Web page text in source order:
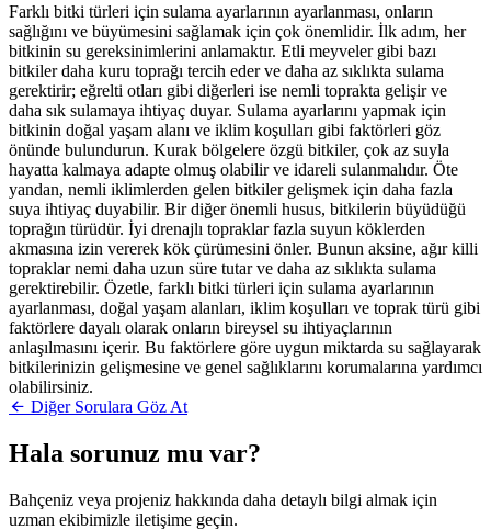
Farklı bitki türleri için sulama ayarlarının ayarlanması, onların
sağlığını ve büyümesini sağlamak için çok önemlidir. İlk adım, her
bitkinin su gereksinimlerini anlamaktır. Etli meyveler gibi bazı
bitkiler daha kuru toprağı tercih eder ve daha az sıklıkta sulama
gerektirir; eğrelti otları gibi diğerleri ise nemli toprakta gelişir ve
daha sık sulamaya ihtiyaç duyar. Sulama ayarlarını yapmak için
bitkinin doğal yaşam alanı ve iklim koşulları gibi faktörleri göz
önünde bulundurun. Kurak bölgelere özgü bitkiler, çok az suyla
hayatta kalmaya adapte olmuş olabilir ve idareli sulanmalıdır. Öte
yandan, nemli iklimlerden gelen bitkiler gelişmek için daha fazla
suya ihtiyaç duyabilir. Bir diğer önemli husus, bitkilerin büyüdüğü
toprağın türüdür. İyi drenajlı topraklar fazla suyun köklerden
akmasına izin vererek kök çürümesini önler. Bunun aksine, ağır killi
topraklar nemi daha uzun süre tutar ve daha az sıklıkta sulama
gerektirebilir. Özetle, farklı bitki türleri için sulama ayarlarının
ayarlanması, doğal yaşam alanları, iklim koşulları ve toprak türü gibi
faktörlere dayalı olarak onların bireysel su ihtiyaçlarının
anlaşılmasını içerir. Bu faktörlere göre uygun miktarda su sağlayarak
bitkilerinizin gelişmesine ve genel sağlıklarını korumalarına yardımcı
olabilirsiniz.
Diğer Sorulara Göz At
Hala sorunuz mu var?
Bahçeniz veya projeniz hakkında daha detaylı bilgi almak için
uzman ekibimizle iletişime geçin.